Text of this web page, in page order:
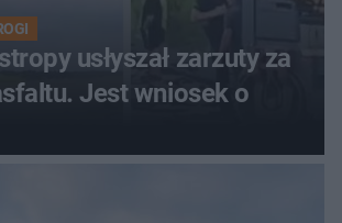
usłyszał zarzuty za
Jest wniosek o